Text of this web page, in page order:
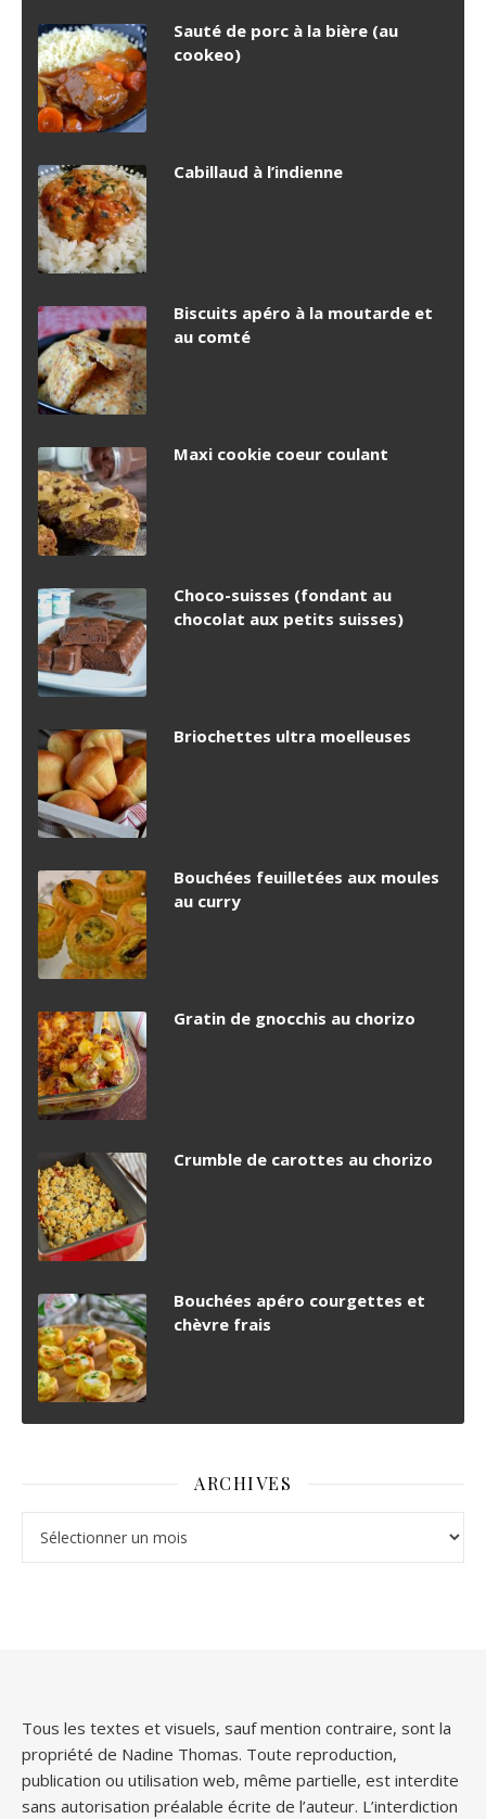
Sauté de porc à la bière (au
cookeo)
Cabillaud à l’indienne
Biscuits apéro à la moutarde et
au comté
Maxi cookie coeur coulant
Choco-suisses (fondant au
chocolat aux petits suisses)
Briochettes ultra moelleuses
Bouchées feuilletées aux moules
au curry
Gratin de gnocchis au chorizo
Crumble de carottes au chorizo
Bouchées apéro courgettes et
chèvre frais
ARCHIVES
Tous les textes et visuels, sauf mention contraire, sont la
propriété de Nadine Thomas. Toute reproduction,
publication ou utilisation web, même partielle, est interdite
sans autorisation préalable écrite de l’auteur. L’interdiction